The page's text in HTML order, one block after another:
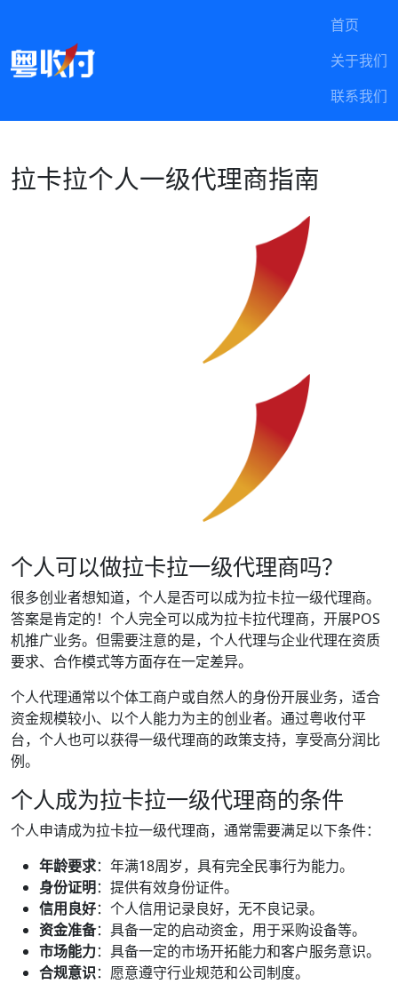
首页
关于我们
联系我们
拉卡拉个人一级代理商指南
个人可以做拉卡拉一级代理商吗？
很多创业者想知道，个人是否可以成为拉卡拉一级代理商。
答案是肯定的！个人完全可以成为拉卡拉代理商，开展POS
机推广业务。但需要注意的是，个人代理与企业代理在资质
要求、合作模式等方面存在一定差异。
个人代理通常以个体工商户或自然人的身份开展业务，适合
资金规模较小、以个人能力为主的创业者。通过粤收付平
台，个人也可以获得一级代理商的政策支持，享受高分润比
例。
个人成为拉卡拉一级代理商的条件
个人申请成为拉卡拉一级代理商，通常需要满足以下条件：
年龄要求：年满18周岁，具有完全民事行为能力。
身份证明：提供有效身份证件。
信用良好：个人信用记录良好，无不良记录。
资金准备：具备一定的启动资金，用于采购设备等。
市场能力：具备一定的市场开拓能力和客户服务意识。
合规意识：愿意遵守行业规范和公司制度。